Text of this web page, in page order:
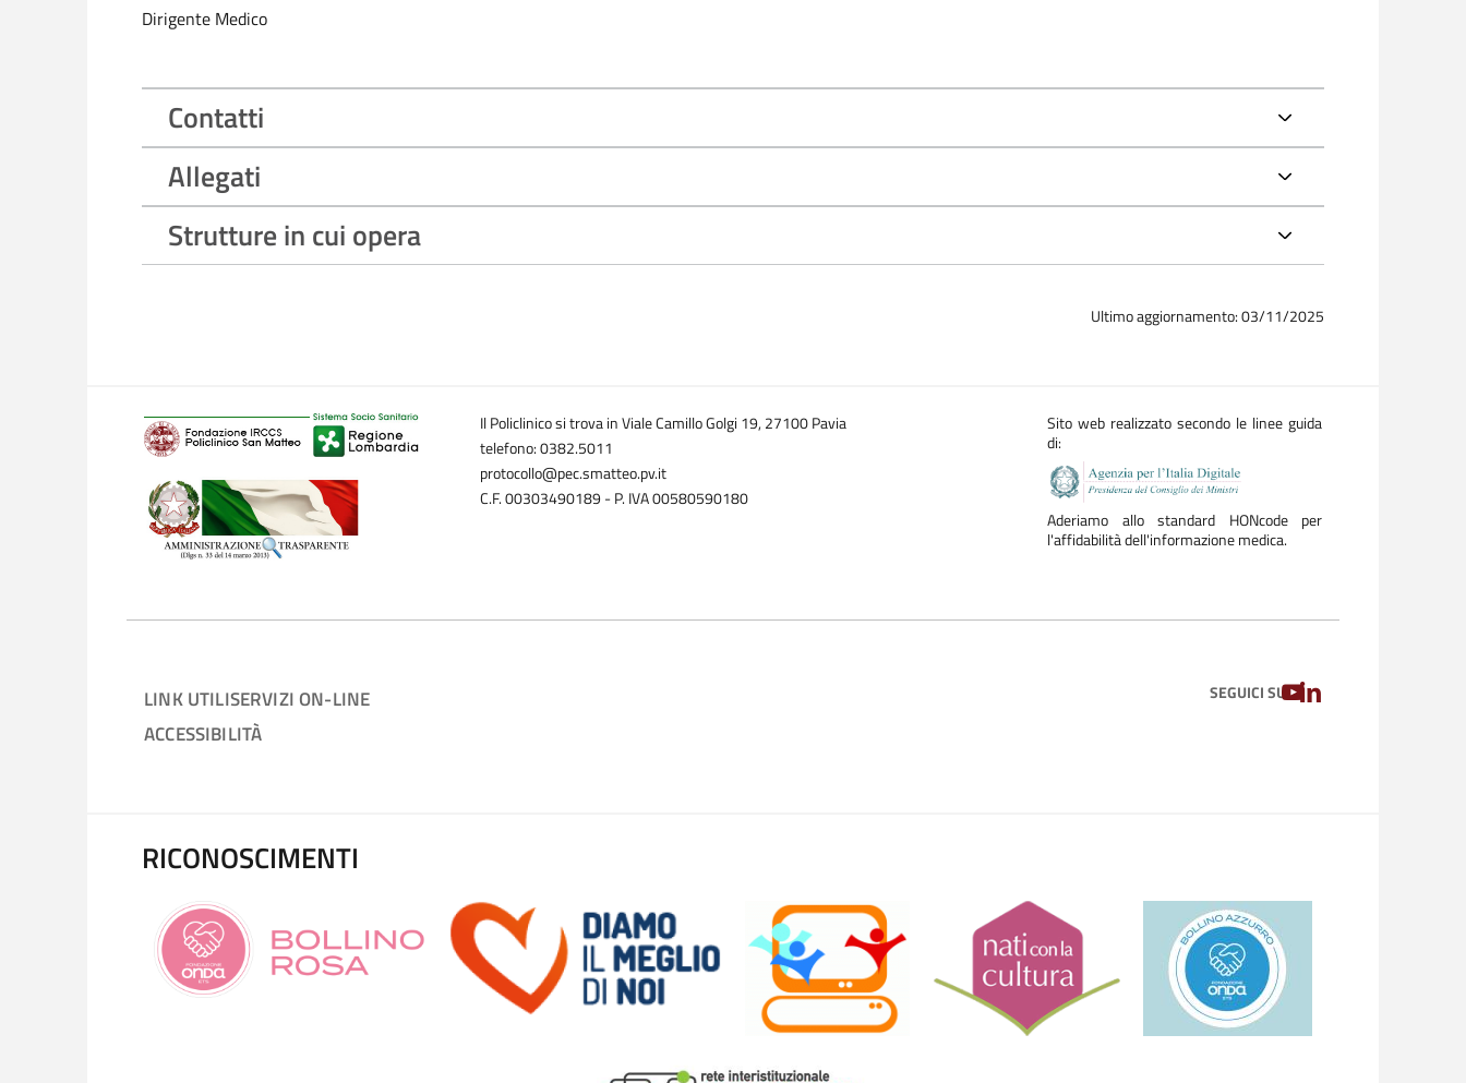
Dirigente Medico
Contatti
Allegati
Strutture in cui opera
Ultimo aggiornamento: 03/11/2025
Il Policlinico si trova in Viale Camillo Golgi 19, 27100 Pavia
telefono: 0382.5011
protocollo@pec.smatteo.pv.it
C.F. 00303490189 - P. IVA 00580590180
Sito web realizzato secondo le linee guida
di:
Aderiamo allo standard HONcode per
l'affidabilità dell'informazione medica.
LINK UTILISERVIZI ON-LINE
ACCESSIBILITÀ
SEGUICI SUYOUTUBE
LINKEDIN
RICONOSCIMENTI